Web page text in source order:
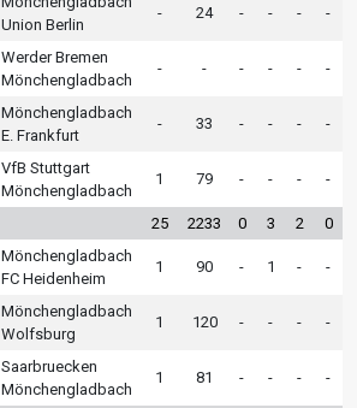
Union Berlin
- 24 - - - -
Werder Bremen
Mönchengladbach
- - - - - -
Mönchengladbach
E. Frankfurt
- 33 - - - -
VfB Stuttgart
Mönchengladbach
1 79 - - - -
25 2233 0 3 2 0
Mönchengladbach
FC Heidenheim
1 90 - 1 - -
Mönchengladbach
Wolfsburg
1 120 - - - -
Saarbruecken
Mönchengladbach
1 81 - - - -